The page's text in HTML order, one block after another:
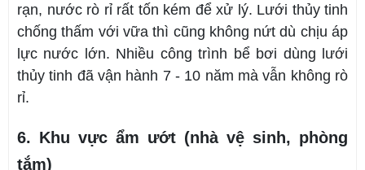
rạn, nước rò rỉ rất tốn kém để xử lý. Lưới thủy tinh
chống thấm với vữa thì cũng không nứt dù chịu áp
lực nước lớn. Nhiều công trình bể bơi dùng lưới
thủy tinh đã vận hành 7 - 10 năm mà vẫn không rò
rỉ.
6. Khu vực ẩm ướt (nhà vệ sinh, phòng
tắm)